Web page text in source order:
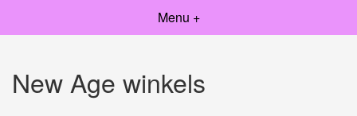
Menu +
New Age winkels